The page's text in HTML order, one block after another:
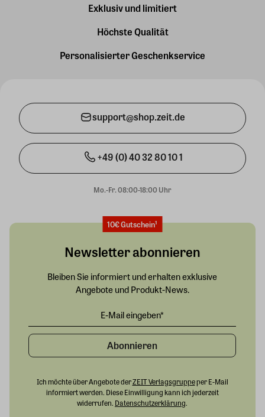
Exklusiv und limitiert
Höchste Qualität
Personalisierter Geschenkservice
support@shop.zeit.de
+49 (0) 40 32 80 10 1
Mo.-Fr. 08:00-18:00 Uhr
10€ Gutschein¹
Newsletter abonnieren
Bleiben Sie informiert und erhalten exklusive
Angebote und Produkt-News.
Abonnieren
Ich möchte über Angebote derZEIT Verlagsgruppeper E-Mail
informiert werden. Diese Einwilligung kann ich jederzeit
widerrufen. Datenschutzerklärung.